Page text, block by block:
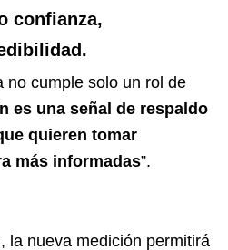
confianza,
no cumple solo un rol de
es una señal de respaldo
quieren tomar
más informadas”.
la nueva medición permitirá